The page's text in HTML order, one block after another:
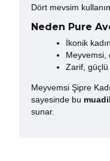
Dört mevsim
Neden Pure
İkonik
Meyvemsi,
Zarif, güçlü
Meyvemsi Şipre
sayesinde bu
sunar.